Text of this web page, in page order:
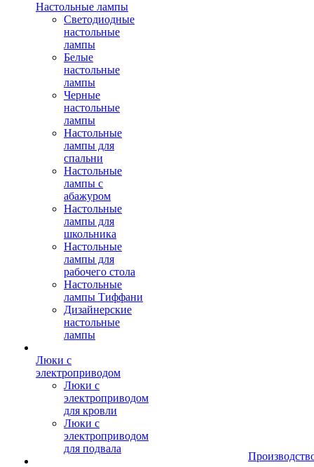
Настольные лампы
Светодиодные
настольные
лампы
Белые
настольные
лампы
Черные
настольные
лампы
Настольные
лампы для
спальни
Настольные
лампы с
абажуром
Настольные
лампы для
школьника
Настольные
лампы для
рабочего стола
Настольные
лампы Тиффани
Дизайнерские
настольные
лампы
Люки с
электроприводом
Люки с
электроприводом
для кровли
Люки с
электроприводом
для подвала